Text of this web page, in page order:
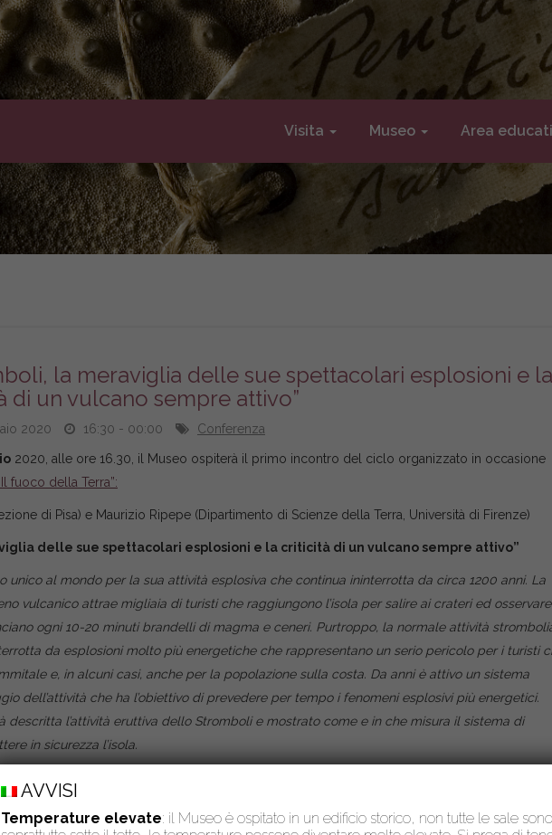
Visita Museo Area
la meraviglia delle sue spettacolari esplosioni e la
di un vulcano sempre attivo”
2020 16:30 - 00:00 Conferenza
2020, alle ore 16.30, il Museo ospiterà il primo incontro del ciclo organizzato in occasione
fuoco della Terra”:
di Pisa) e Maurizio Ripepe (Dipartimento di Scienze della Terra, Università di Firenze)
delle sue spettacolari esplosioni e la criticità di un vulcano sempre attivo”
unico al mondo per la sua attività esplosiva che continua ininterrotta da circa 1200 anni. La
vulcanico attrae migliaia di turisti che raggiungono l’isola per salire ai crateri ed
ogni 10-20 minuti brandelli di magma e ceneri. Purtroppo, la normale attività
da esplosioni molto più energetiche che rappresentano un serio pericolo per i turisti
e, in alcuni casi, anche per la popolazione sulla costa. Da anni è attivo un sistema
dell’attività che ha l’obiettivo di prevedere per tempo i fenomeni esplosivi più energetici.
descritta l’attività eruttiva dello Stromboli e mostrato come e in che misura il sistema di
in sicurezza l’isola.
visitare liberamente l’esposizione temporanea
gratuito.
AVVISI
Temperature elevate: il Museo è ospitato in un edificio storico, non tutte le sale